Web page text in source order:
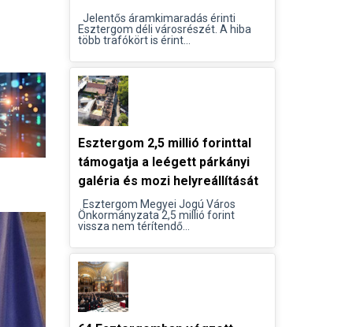
Jelentős áramkimaradás érinti
Esztergom déli városrészét. A hiba
több trafókört is érint...
Esztergom 2,5 millió forinttal
támogatja a leégett párkányi
galéria és mozi helyreállítását
Esztergom Megyei Jogú Város
Önkormányzata 2,5 millió forint
vissza nem térítendő...